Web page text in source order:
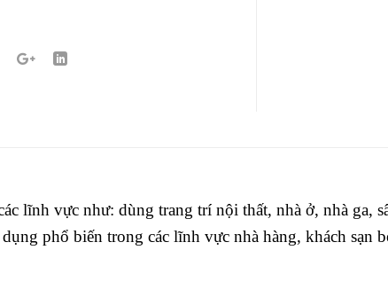
lĩnh vực như: dùng trang trí nội thất, nhà ở, nhà ga,
phổ biến trong các lĩnh vực nhà hàng, khách sạn